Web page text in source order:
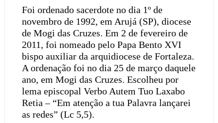
Foi ordenado sacerdote no dia 1º de
novembro de 1992, em Arujá (SP), diocese
de Mogi das Cruzes. Em 2 de fevereiro de
2011, foi nomeado pelo Papa Bento XVI
bispo auxiliar da arquidiocese de Fortaleza.
A ordenação foi no dia 25 de março daquele
ano, em Mogi das Cruzes. Escolheu por
lema episcopal Verbo Autem Tuo Laxabo
Retia – “Em atenção a tua Palavra lançarei
as redes” (Lc 5,5).